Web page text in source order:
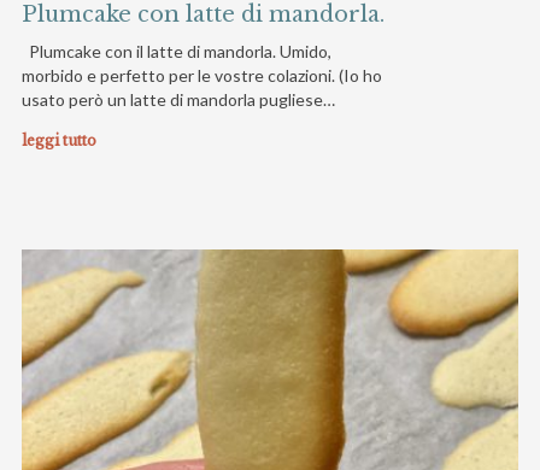
Plumcake con latte di mandorla.
Plumcake con il latte di mandorla. Umido,
morbido e perfetto per le vostre colazioni. (Io ho
usato però un latte di mandorla pugliese…
leggi tutto